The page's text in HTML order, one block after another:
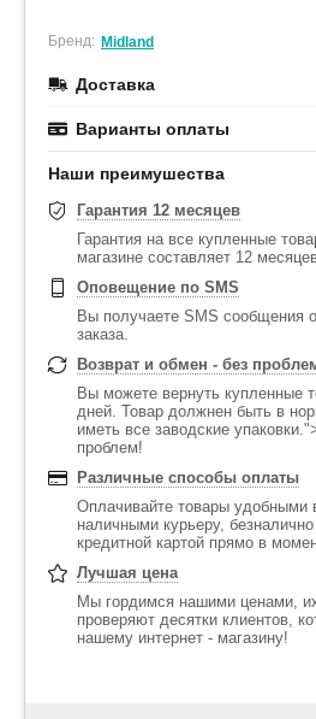
Бренд: Midland
Доставка
Варианты оплаты
Наши преимушества
Гарантия 12 месяцев
Гарантия на все купленные
магазине составляет 12
Оповещение по SMS
Вы получаете SMS сообщения
заказа.
Возврат и обмен - без
Вы можете вернуть купленные
дней. Товар должнен быть в
иметь все заводские
проблем!
Различные способы оплаты
Оплачивайте товары удобными
наличными курьеру,
кредитной картой прямо в
Лучшая цена
Мы гордимся нашими ценами,
проверяют десятки клиентов,
нашему интернет - магазину!